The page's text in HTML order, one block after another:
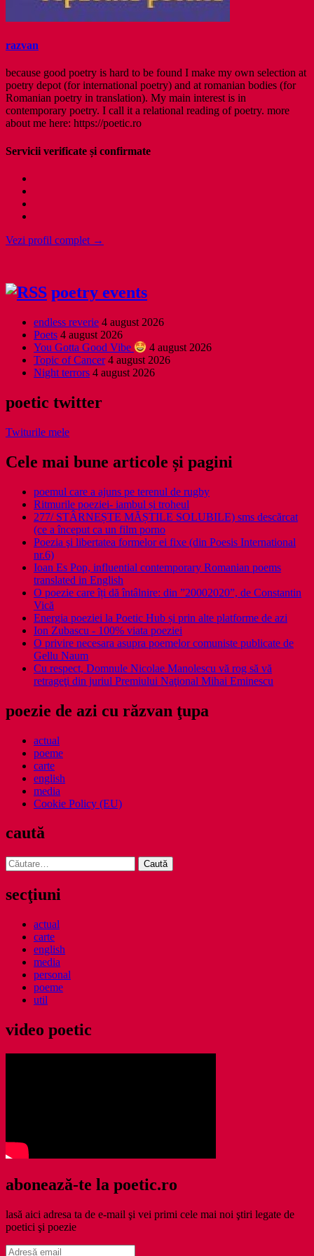
razvan
because good poetry is hard to be found I make my own selection at
poetry depot (for international poetry) and at romanian bodies (for
Romanian poetry in translation). My main interest is in
contemporary poetry. I call it a relational reading of poetry. more
about me here: https://poetic.ro
Servicii verificate și confirmate
Vezi profil complet →
poetry events
endless reverie 4 august 2026
Poets 4 august 2026
You Gotta Good Vibe
4 august 2026
Topic of Cancer 4 august 2026
Night terrors 4 august 2026
poetic twitter
Twiturile mele
Cele mai bune articole și pagini
poemul care a ajuns pe terenul de rugby
Ritmurile poeziei- iambul și troheul
277/ STÂRNEȘTE MĂȘTILE SOLUBILE) sms descărcat
(ce a început ca un film porno
Poezia şi libertatea formelor ei fixe (din Poesis International
nr.6)
Ioan Es Pop, influential contemporary Romanian poems
translated in English
O poezie care îți dă întâlnire: din ”20002020”, de Constantin
Vică
Energia poeziei la Poetic Hub și prin alte platforme de azi
Ion Zubascu - 100% viata poeziei
O privire necesara asupra poemelor comuniste publicate de
Gellu Naum
Cu respect, Domnule Nicolae Manolescu vă rog să vă
retrageţi din juriul Premiului Naţional Mihai Eminescu
poezie de azi cu răzvan ţupa
actual
poeme
carte
english
media
Cookie Policy (EU)
caută
Caută
după:
secţiuni
actual
carte
english
media
personal
poeme
util
video poetic
abonează-te la poetic.ro
lasă aici adresa ta de e-mail şi vei primi cele mai noi ştiri legate de
poetici şi poezie
Adresă